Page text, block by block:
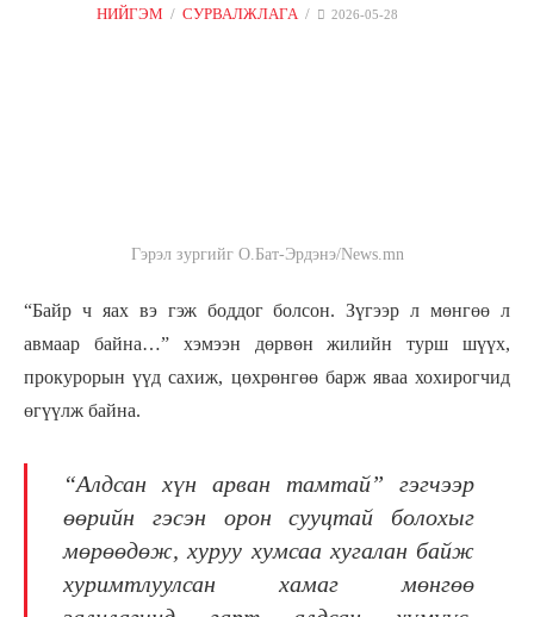
НИЙГЭМ
СУРВАЛЖЛАГА 2026-05-28
Гэрэл зургийг О.Бат-Эрдэнэ/News.mn
“Байр ч яах вэ гэж боддог болсон. Зүгээр л мөнгөө л
авмаар байна…” хэмээн дөрвөн жилийн турш шүүх,
прокурорын үүд сахиж, цөхрөнгөө барж яваа хохирогчид
өгүүлж байна.
“Алдсан хүн арван тамтай” гэгчээр
өөрийн гэсэн орон сууцтай болохыг
мөрөөдөж, хуруу хумсаа хугалан байж
хуримтлуулсан хамаг мөнгөө